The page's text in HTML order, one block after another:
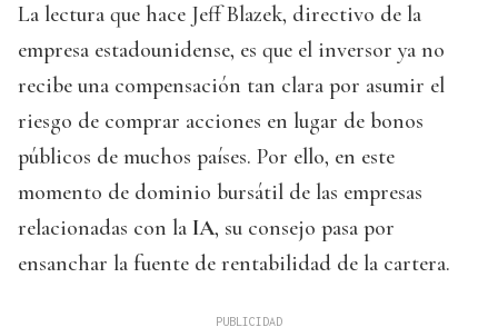
La lectura que hace Jeff Blazek, directivo de la
empresa estadounidense, es que el inversor ya no
recibe una compensación tan clara por asumir el
riesgo de comprar acciones en lugar de bonos
públicos de muchos países. Por ello, en este
momento de dominio bursátil de las empresas
relacionadas con la IA, su consejo pasa por
ensanchar la fuente de rentabilidad de la cartera.